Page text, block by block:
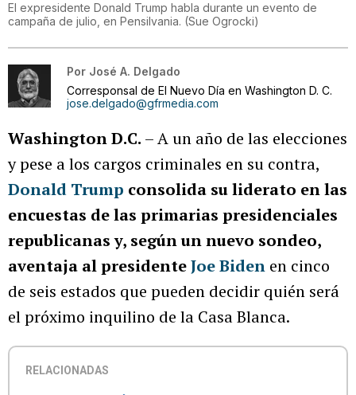
El expresidente Donald Trump habla durante un evento de
campaña de julio, en Pensilvania. (Sue Ogrocki)
Por José A. Delgado
Corresponsal de El Nuevo Día en Washington D. C.
jose.delgado@gfrmedia.com
Washington D.C. – A un año de las elecciones
y pese a los cargos criminales en su contra,
Donald Trump consolida su liderato en las
encuestas de las primarias presidenciales
republicanas y, según un nuevo sondeo,
aventaja al presidenteJoe Biden en cinco
de seis estados que pueden decidir quién será
el próximo inquilino de la Casa Blanca.
RELACIONADAS